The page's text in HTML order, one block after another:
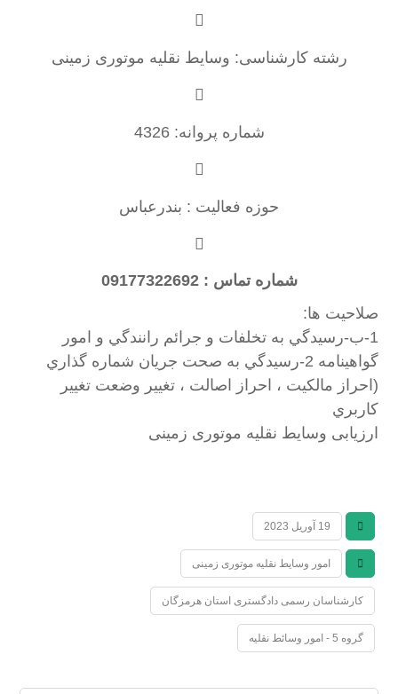
رشته کارشناسی: وسایط نقلیه موتوری زمینی
شماره پروانه: 4326
حوزه فعالیت : بندرعباس
شماره تماس : 09177322692
صلاحیت ها:
1-ب-رسيدگي به تخلفات و جرائم رانندگي و امور
گواهينامه 2-رسيدگي به صحت جريان شماره گذاري
(احراز مالكيت ، احراز اصالت ، تغيير وضعت تغيير
كاربري
ارزیابی وسایط نقلیه موتوری زمینی
19 آوریل 2023
امور وسایط نقلیه موتوری زمینی
کارشناسان رسمی دادگستری استان هرمزگان
گروه 5 - امور وسائط نقلیه